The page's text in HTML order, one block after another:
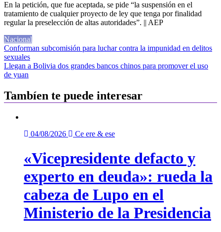
En la petición, que fue aceptada, se pide “la suspensión en el
tratamiento de cualquier proyecto de ley que tenga por finalidad
regular la preselección de altas autoridades”. || AEP
Nacional
Navegación
de
entradas
Conforman subcomisión para luchar contra la impunidad en delitos
sexuales
Llegan a Bolivia dos grandes bancos chinos para promover el uso
de yuan
Tambíen te puede interesar
04/08/2026 Ce ere & ese
«Vicepresidente defacto y
experto en deuda»: rueda la
cabeza de Lupo en el
Ministerio de la Presidencia